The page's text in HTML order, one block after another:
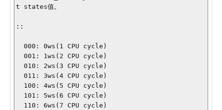
t states值。
::